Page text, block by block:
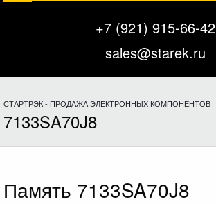
+7 (921) 915-66-42
sales@starek.ru
СТАРТРЭК - ПРОДАЖА ЭЛЕКТРОННЫХ КОМПОНЕНТОВ
7133SA70J8
Память 7133SA70J8